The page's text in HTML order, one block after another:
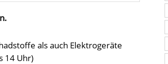
als auch Elektrogeräte
14 Uhr)